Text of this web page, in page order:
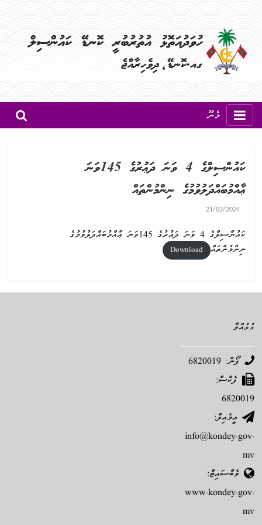
މެނޫ
ކައުންސިލްގެ 4 ވަނަ ދަޢުރުގެ 145ވަނަ
ޢާއްމުބައްދަލުވުމުގެ ނިންމުންތައް
21/03/2024
ކައުންސިލްގެ 4 ވަނަ ދަޢުރުގެ 145ވަނަ ޢާއްމުބައްދަލުވުމުގެ
ނިންމުންތައް
Download
ގުޅުއްވާ
ފޯން: 6820019
ފެކްސް:
6820019
އީމެއިލް:
info@kondey.gov.
mv
ވެބްސައިޓް:
www.kondey.gov.
mv